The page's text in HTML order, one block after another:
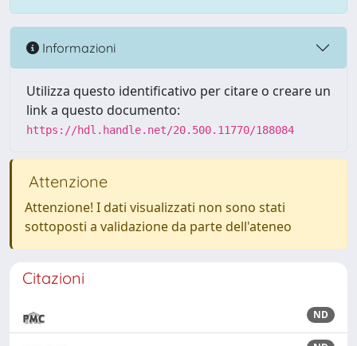
Informazioni
Utilizza questo identificativo per citare o creare un
link a questo documento:
https://hdl.handle.net/20.500.11770/188084
Attenzione
Attenzione! I dati visualizzati non sono stati
sottoposti a validazione da parte dell'ateneo
Citazioni
ND